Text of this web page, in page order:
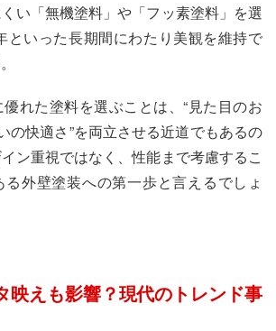
い「無機塗料」や「フッ素塗料」を選
といった長期間にわたり美観を維持で
れた塗料を選ぶことは、“見た目のお
の快適さ”を両立させる近道でもあるの
ン重視ではなく、性能まで考慮するこ
外壁塗装への第一歩と言えるでしょ
映えも影響？現代のトレンド事